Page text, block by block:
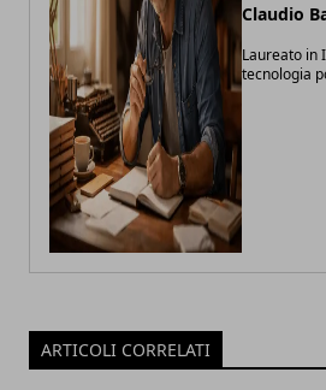
Claudio
Laureato in
tecnologia
ARTICOLI CORRELATI